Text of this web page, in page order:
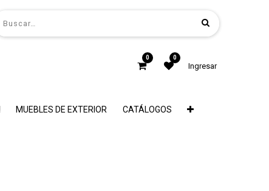
0 0
Ingresar
MUEBLES DE EXTERIOR CATÁLOGOS